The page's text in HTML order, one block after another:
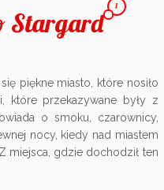
Stargard
1
piękne miasto, które nosiło
które przekazywane były z
o smoku, czarownicy,
nocy, kiedy nad miastem
miejsca, gdzie dochodził ten